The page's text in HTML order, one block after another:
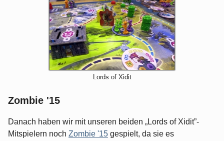
Lords of Xidit
Zombie '15
Danach haben wir mit unseren beiden „Lords of Xidit”-
Mitspielern noch Zombie '15 gespielt, da sie es